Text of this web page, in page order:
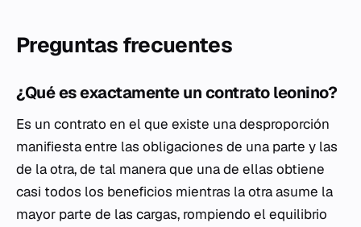
Preguntas frecuentes
¿Qué es exactamente un contrato leonino?
Es un contrato en el que existe una desproporción
manifiesta entre las obligaciones de una parte y las
de la otra, de tal manera que una de ellas obtiene
casi todos los beneficios mientras la otra asume la
mayor parte de las cargas, rompiendo el equilibrio